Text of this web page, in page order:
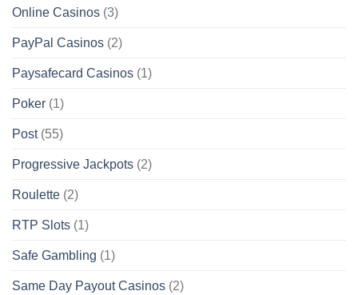
Online Casinos (3)
PayPal Casinos (2)
Paysafecard Casinos (1)
Poker (1)
Post(55)
Progressive Jackpots (2)
Roulette (2)
RTP Slots (1)
Safe Gambling (1)
Same Day Payout Casinos (2)